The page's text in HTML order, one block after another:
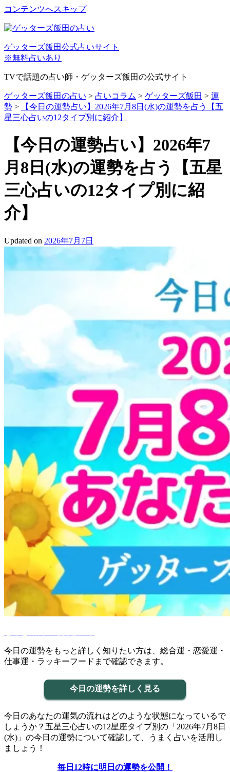
コンテンツへスキップ
ゲッターズ飯田公式占いサイト
※無料占いあり
TVで話題の占い師・ゲッターズ飯田の公式サイト
ゲッターズ飯田の占い > 占いコラム > ゲッターズ飯田 > 運
勢 >
【今日の運勢占い】2026年7月8日(水)の運勢を占う【五
星三心占いの12タイプ別に紹介】
【今日の運勢占い】2026年7
月8日(水)の運勢を占う【五星
三心占いの12タイプ別に紹
介】
Updated on 2026年7月7日
今日の運勢をもっと詳しく知りたい方は、総合運・恋愛運・
仕事運・ラッキーフードまで確認できます。
今日の運勢を詳しく見る
今日のあなたの運気の流れはどのような状態になっているで
しょうか？五星三心占いの12星座タイプ別の「2026年7月8日
(水)」の今日の運勢について確認して、うまく占いを活用し
ましょう！
毎日12時に明日の運勢を公開！